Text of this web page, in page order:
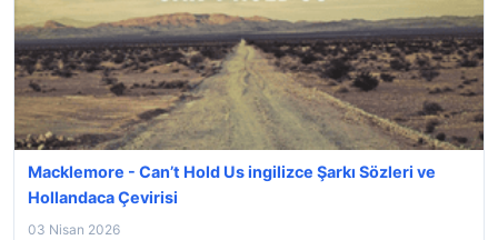
Macklemore - Can’t Hold Us ingilizce Şarkı Sözleri ve
Hollandaca Çevirisi
03 Nisan 2026